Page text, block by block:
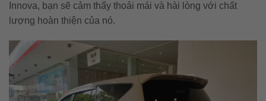
Innova, bạn sẽ cảm thấy thoải mái và hài lòng với chất
lượng hoàn thiện của nó.